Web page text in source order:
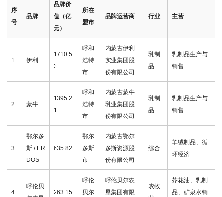
序
号
品牌
品牌价
值（亿
元）
所在
盟市
品牌运营商 行业 主营
1 伊利
1710.5
3
呼和
浩特
市
内蒙古伊利
实业集团股
份有限公司
乳制
品
乳制品生产与
销售
2 蒙牛
1395.2
1
呼和
浩特
市
内蒙古蒙牛
乳业集团股
份有限公司
乳制
品
乳制品生产与
销售
3
鄂尔多
斯 / ER
DOS
635.82
鄂尔
多斯
市
内蒙古鄂尔
多斯资源股
份有限公司
综合
羊绒制品、循
环经济
4
呼伦贝
263.15
呼伦
贝尔
呼伦贝尔农
垦集团有限
农牧
芥花油、乳制
品、矿泉水销